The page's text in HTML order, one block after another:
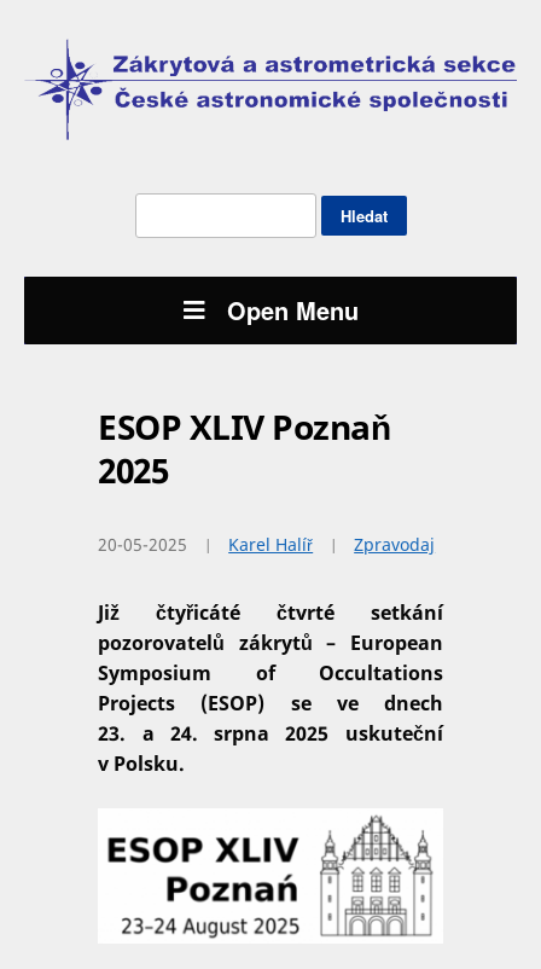
Vyhledávání
Open Menu
ESOP XLIV Poznaň
2025
20-05-2025 Karel Halíř Zpravodaj
Již čtyřicáté čtvrté setkání
pozorovatelů zákrytů – European
Symposium of Occultations
Projects (ESOP) se ve dnech
23. a 24. srpna 2025 uskuteční
v Polsku.